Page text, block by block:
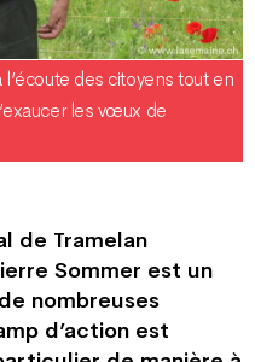
l’écoute des citoyens tout en
les vœux de
de Tramelan
Sommer est un
nombreuses
d’action est